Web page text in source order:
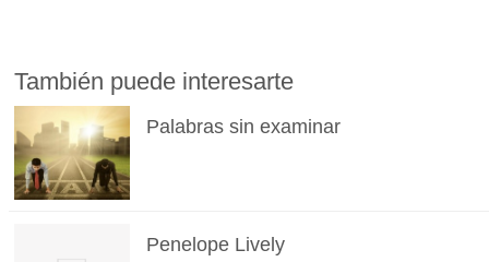
También puede interesarte
Palabras sin examinar
Penelope Lively